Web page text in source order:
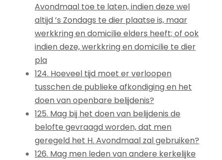
Avondmaal toe te laten, indien deze wel
altijd ’s Zondags te dier plaatse is, maar
werkkring en domicilie elders heeft; of ook
indien deze, werkkring en domicilie te dier
pla
124. Hoeveel tijd moet er verloopen
tusschen de publieke afkondiging en het
doen van openbare belijdenis?
125. Mag bij het doen van belijdenis de
belofte gevraagd worden, dat men
geregeld het H. Avondmaal zal gebruiken?
126. Mag men leden van andere kerkelijke